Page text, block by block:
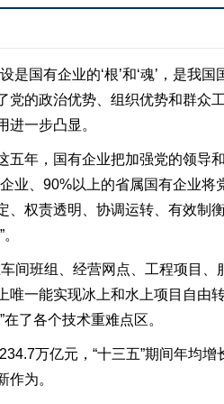
是国有企业的‘根’和‘魂’，是我
的政治优势、组织优势和群众
一步凸显。
年，国有企业把加强党的领导
业、90%以上的省属国有企业
权责透明、协调运转、有效制
间班组、经营网点、工程项目
一能实现冰上和水上项目自由
了各个技术重难点区。
万亿元，“十三五”期间年均
为。